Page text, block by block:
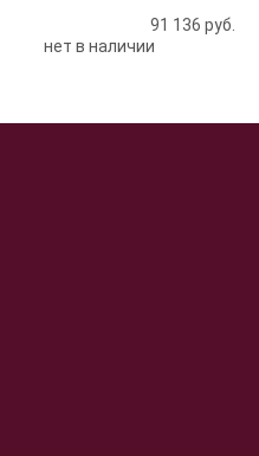
91 136 руб.
нет в наличии